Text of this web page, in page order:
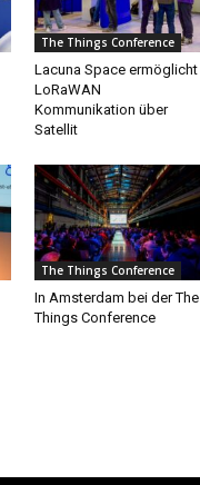
The Things Conference
Lacuna Space ermöglicht
LoRaWAN
Kommunikation über
Satellit
The Things Conference
In Amsterdam bei der The
Things Conference